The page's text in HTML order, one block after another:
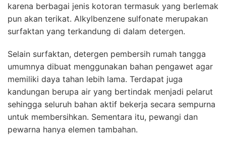
karena berbagai jenis kotoran termasuk yang berlemak
pun akan terikat. Alkylbenzene sulfonate merupakan
surfaktan yang terkandung di dalam detergen.
Selain surfaktan, detergen pembersih rumah tangga
umumnya dibuat menggunakan bahan pengawet agar
memiliki daya tahan lebih lama. Terdapat juga
kandungan berupa air yang bertindak menjadi pelarut
sehingga seluruh bahan aktif bekerja secara sempurna
untuk membersihkan. Sementara itu, pewangi dan
pewarna hanya elemen tambahan.